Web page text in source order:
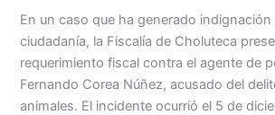
En un caso que ha generado indignación
ciudadanía, la Fiscalía de Choluteca
requerimiento fiscal contra el agente de
Fernando Corea Núñez, acusado del
animales. El incidente ocurrió el 5 de